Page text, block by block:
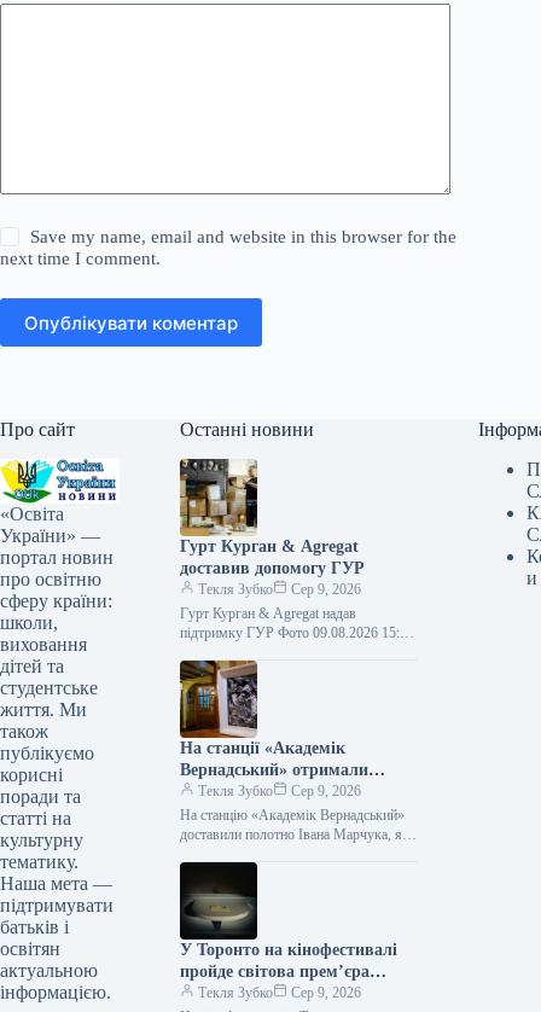
Save my name, email and website in this browser for the
next time I comment.
Опублікувати коментар
Про сайт
«Освіта
України» —
портал новин
про освітню
сферу країни:
школи,
виховання
дітей та
студентське
життя. Ми
також
публікуємо
корисні
поради та
статті на
культурну
тематику.
Наша мета —
підтримувати
батьків і
освітян
актуальною
інформацією.
Останні новини
Гурт Курган & Agregat
доставив допомогу ГУР
Текля Зубко
Сер 9, 2026
Гурт Курган & Agregat надав
підтримку ГУР Фото 09.08.2026 15:11
МО «Артан» отримали чергову
допомогу від…
На станції «Академік
Вернадський» отримали
полотно Івана Марчука, яким
він відзначив українських
полярників
Текля Зубко
Сер 9, 2026
На станцію «Академік Вернадський»
доставили полотно Івана Марчука, яке
Укрінформ На антарктичну станцію…
У Торонто на кінофестивалі
пройде світова прем’єра
української стрічки «По
Текля Зубко
Сер 9, 2026
и